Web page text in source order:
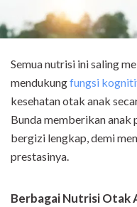
Semua nutrisi ini saling
mendukungfungsi
kesehatan otak anak
Bunda memberikan anak
bergizi lengkap, demi
prestasinya.
Berbagai Nutrisi Otak